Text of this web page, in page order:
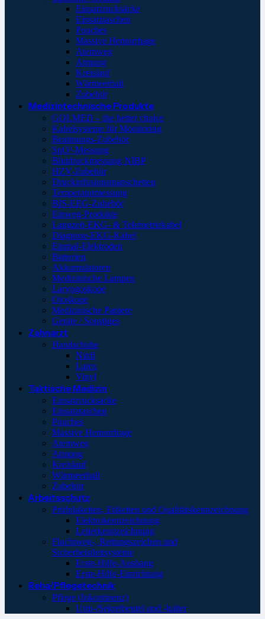
Einsatzrucksäcke
Einsatztaschen
Pouches
Massive Hemorrhage
Atemweg
Atmung
Kreislauf
Wärmeerhalt
Zubehör
Medizintechnische Produkte
GOLMED – the better choice
Kabelsysteme für Monitoring
Beatmungs-Zubehör
SpO²-Messung
Blutdruckmessung NIBP
HZV-Zubehör
Druckinfusionsmanschetten
Temperaturmessung
BIS-EEG-Zubehör
Einweg-Produkte
Langzeit-EKG- & Telemetriekabel
Diagnose-EKG-Kabel
Einmal-Elektroden
Batterien
Akkumulatoren
Medizinische Lampen
Laryngoskope
Otoskope
Medizinische Papiere
Geräte / Sonstiges
Zahnarzt
Handschuhe
Nitril
Latex
Vinyl
Taktische Medizin
Einsatzrucksäcke
Einsatztaschen
Pouches
Massive Hemorrhage
Atemweg
Atmung
Kreislauf
Wärmeerhalt
Zubehör
Arbeitsschutz
Prüfplaketten, Etiketten und Qualitätskennzeichnung
Elektrokennzeichnung
Leiterkennzeichnung
Fluchtweg-, Rettungszeichen und
Sicherheistleitsysteme
Erste-Hilfe-Aushang
Erste-Hilfe-Einrichtung
Reha/Pflegetechnik
Pflege (Inkontinenz)
Urin-/Sekretbeutel und -halter